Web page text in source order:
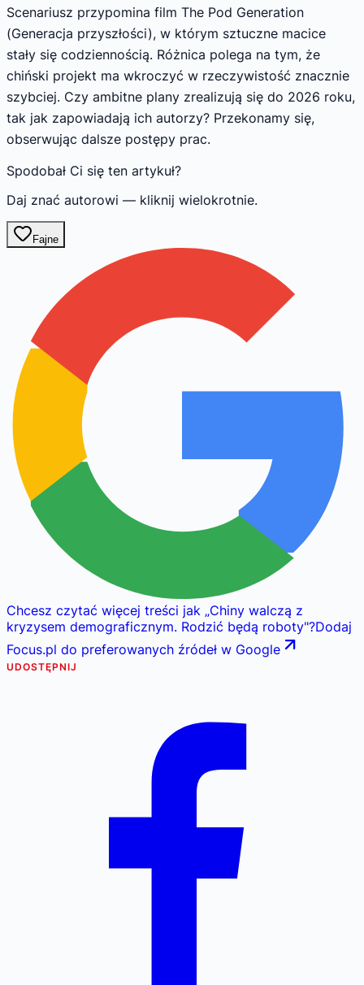
Scenariusz przypomina film The Pod Generation
(Generacja przyszłości), w którym sztuczne macice
stały się codziennością. Różnica polega na tym, że
chiński projekt ma wkroczyć w rzeczywistość znacznie
szybciej. Czy ambitne plany zrealizują się do 2026 roku,
tak jak zapowiadają ich autorzy? Przekonamy się,
obserwując dalsze postępy prac.
Spodobał Ci się ten artykuł?
Daj znać autorowi — kliknij wielokrotnie.
Fajne
Chcesz czytać więcej treści jak „Chiny walczą z
kryzysem demograficznym. Rodzić będą roboty"?Dodaj
Focus.pl do preferowanych źródeł w Google
UDOSTĘPNIJ